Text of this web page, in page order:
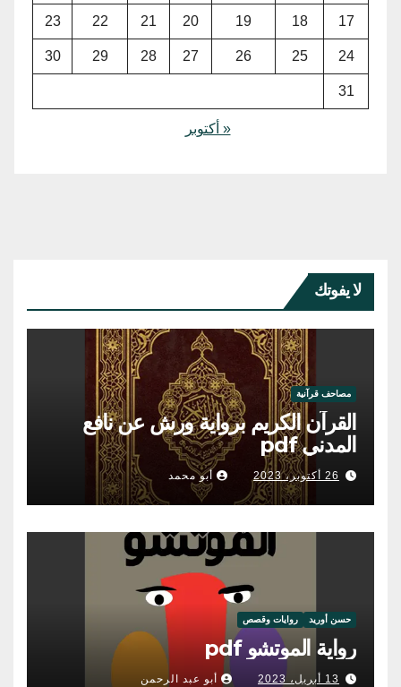
17
18
19
20
21
22
23
24
25
26
27
28
29
30
31
« أكتوبر
لا يفوتك
مصاحف قرآنية
القرآن الكريم برواية ورش عن نافع
المدني pdf
26 أكتوبر، 2023 أبو محمد
حسن أوريد روايات وقصص
رواية الموتشو pdf
13 أبريل، 2023 أبو عبد الرحمن